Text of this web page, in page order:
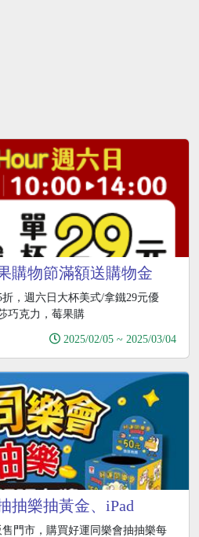
購物節滿額送購物金
，週六日大杯美式/拿鐵29元優
巧克力，莓果購
2025/02/05 ~ 2025/03/04
抽樂抽黃金、iPad
門市，購買好運同樂會抽抽樂每